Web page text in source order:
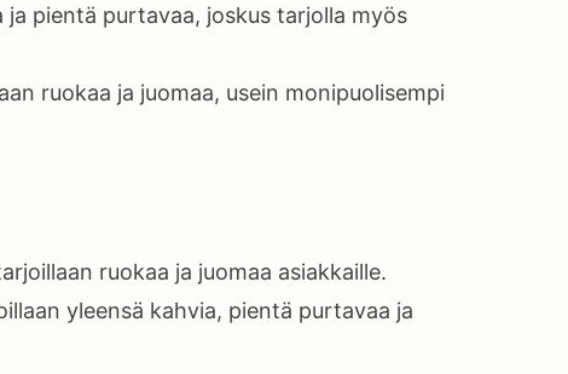
ja pientä purtavaa, joskus tarjolla myös
ruokaa ja juomaa, usein monipuolisempi
ruokaa ja juomaa asiakkaille.
yleensä kahvia, pientä purtavaa ja